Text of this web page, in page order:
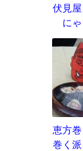
伏見
に
恵方
巻く